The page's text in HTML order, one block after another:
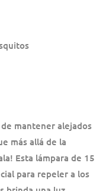
mantener alejados
más allá de la
Esta lámpara de 15
para repeler a los